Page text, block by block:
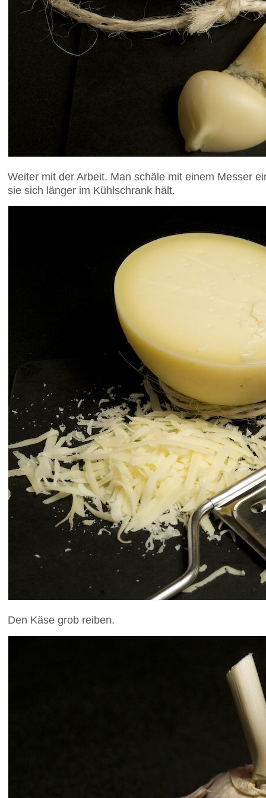
Weiter mit der Arbeit. Man schäle mit einem Messer
sie sich länger im Kühlschrank hält.
Den Käse grob reiben.